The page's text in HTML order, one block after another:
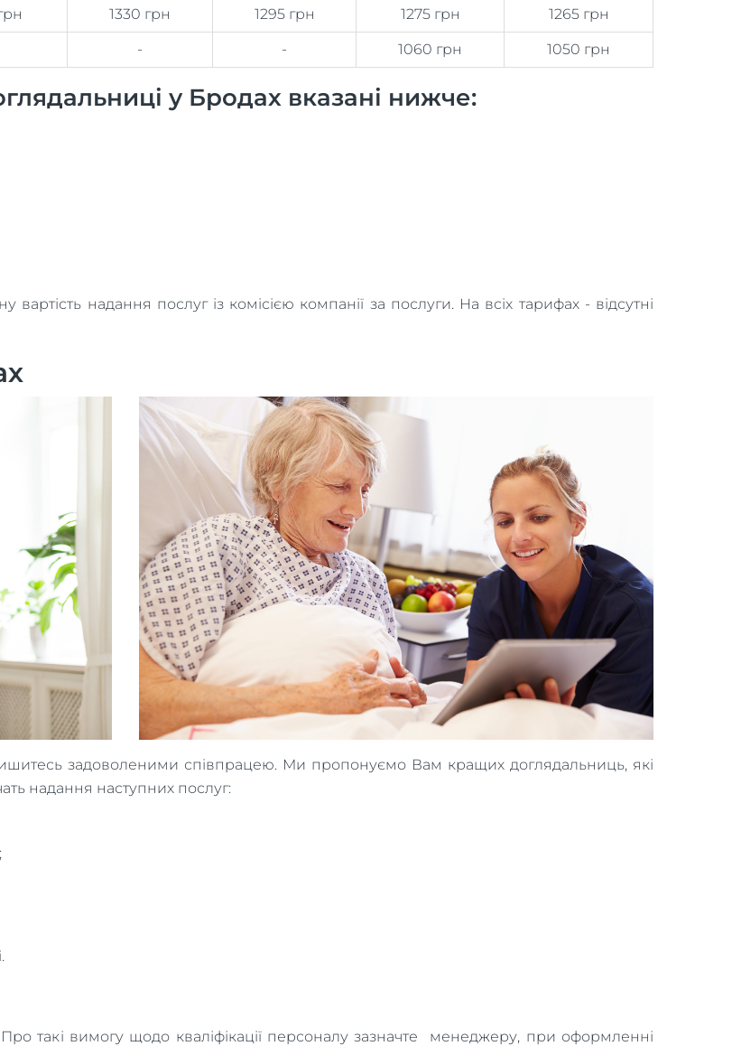
1330 грн 1295 грн 1275 грн 1265 грн
- - 1060 грн 1050 грн
у Бродах вказані нижче:
надання послуг із комісією компанії за послуги. На всіх тарифах - відсутні
задоволеними співпрацею. Ми пропонуємо Вам кращих доглядальниць, які
надання наступних послуг:
такі вимогу щодо кваліфікації персоналу зазначте менеджеру, при оформленні